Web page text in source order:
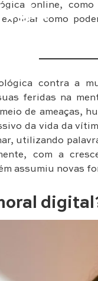
online,
como
contra a
feridas na
de ameaças,
da vida da
utilizando
com a
assumiu novas